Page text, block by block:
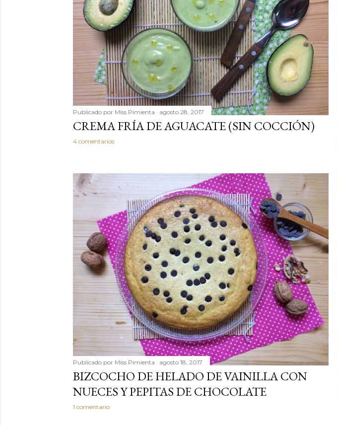
a
s
Publicado por Miss Pimienta agosto 28, 2017
CREMA FRÍA DE AGUACATE (SIN COCCIÓN)
4 comentarios
Publicado por Miss Pimienta agosto 18, 2017
BIZCOCHO DE HELADO DE VAINILLA CON
NUECES Y PEPITAS DE CHOCOLATE
1 comentario